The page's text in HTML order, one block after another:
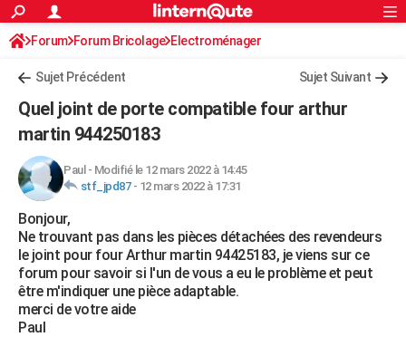
ACTUALITÉS
Politique
Société
Faits Divers
Education
Monde
Villes
+
Programme TV
Streaming
Sorties cinéma
Musique
FINANCE
Retraite
Impôts
Epargne
Immobilier
Risques naturels par ville
Banque
Assurance
Crédit
AUTO
Essais
Réserver un essai
Citadines
Berlines
SUV
Forum auto
HIGH-TECH
Mobiles
Meilleur smartphone
Internet
Ordinateurs
Jeux vidéo
Guide high-tech
BRICOLAGE
Forum
Aménagement intérieur
Extérieur
Cuisine
Salle de bains
Jardinage
Rangement
WEEK-END
Guides de France
Escapades
Patrimoine
Expositions
Musées
Week-end nature
+LIFESTYLE
S'inscrire
Connexion
Forum Forum Bricolage Electroménager
Sujet Précédent Sujet Suivant
Quel joint de porte compatible four arthur
martin 944250183
Paul - Modifié le 12 mars 2022 à 14:45
stf_jpd87- 12 mars 2022 à 17:31
Bonjour,
Ne trouvant pas dans les pièces détachées des revendeurs
le joint pour four Arthur martin 94425183, je viens sur ce
forum pour savoir si l'un de vous a eu le problème et peut
être m'indiquer une pièce adaptable.
merci de votre aide
Paul